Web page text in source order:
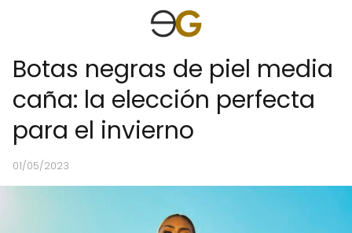
Botas negras de piel media
caña: la elección perfecta
para el invierno
01/05/2023